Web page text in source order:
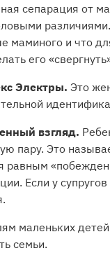
сепарация от
маминого и что
его
Электры. Это
взгляд.
пару. Это
равным
Если у
маленьких
семьи.